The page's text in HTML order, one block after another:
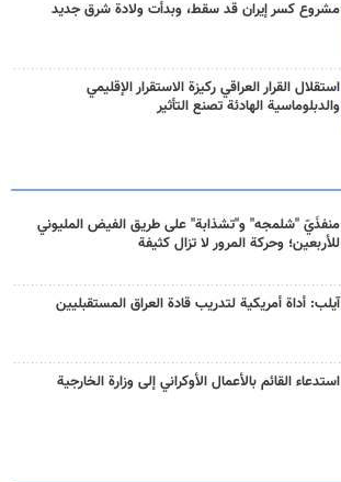
مشروع كسر إيران قد سقط، وبدأت ولادة شرق جديد
استقلال القرار العراقي ركيزة الاستقرار الإقليمي
والدبلوماسية الهادئة تصنع التأثير
منفذَيّ "شلمجه" و"تشذابة" على طريق الفيض المليوني
للأربعين؛ وحركة المرور لا تزال كثيفة
آيلب: أداة أمريكية لتدريب قادة العراق المستقبليين
استدعاء القائم بالأعمال الأوكراني إلى وزارة الخارجية